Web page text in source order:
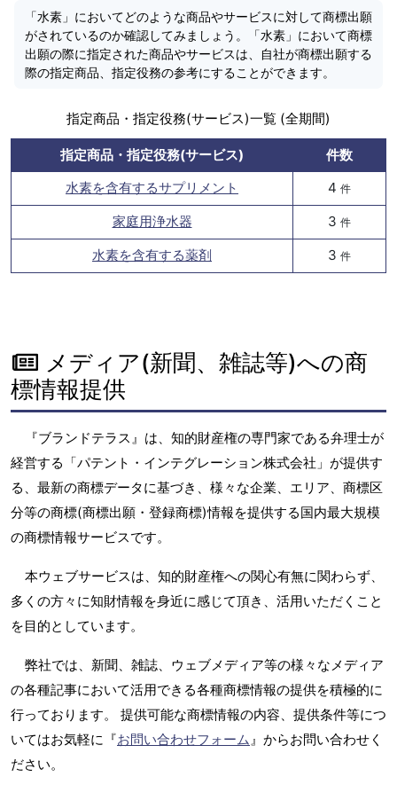
「水素」においてどのような商品やサービスに対して商標出願
がされているのか確認してみましょう。「水素」において商標
出願の際に指定された商品やサービスは、自社が商標出願する
際の指定商品、指定役務の参考にすることができます。
指定商品・指定役務(サービス)一覧 (全期間)
指定商品・指定役務(サービス)
件数
水素を含有するサプリメント
4 件
家庭用浄水器 3 件
水素を含有する薬剤 3 件
メディア(新聞、雑誌等)への商
標情報提供
『ブランドテラス』は、知的財産権の専門家である弁理士が
経営する「パテント・インテグレーション株式会社」が提供す
る、最新の商標データに基づき、様々な企業、エリア、商標区
分等の商標(商標出願・登録商標)情報を提供する国内最大規模
の商標情報サービスです。
本ウェブサービスは、知的財産権への関心有無に関わらず、
多くの方々に知財情報を身近に感じて頂き、活用いただくこと
を目的としています。
弊社では、新聞、雑誌、ウェブメディア等の様々なメディア
の各種記事において活用できる各種商標情報の提供を積極的に
行っております。 提供可能な商標情報の内容、提供条件等につ
いてはお気軽に『お問い合わせフォーム 』からお問い合わせく
ださい。